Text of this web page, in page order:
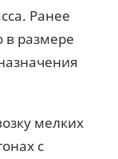
Ранее
в размере
мелких
с